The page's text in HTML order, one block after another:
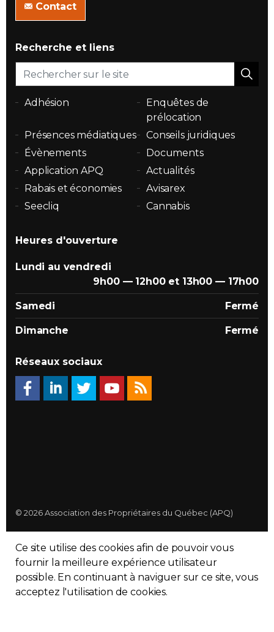
Contact
Recherche et liens
Adhésion
Enquêtes de
prélocation
Présences médiatiques
Conseils juridiques
Évènements
Documents
Application APQ
Actualités
Rabais et économies
Avisarex
Seecliq
Cannabis
Heures d'ouverture
Lundi au vendredi
9h00 — 12h00 et 13h00 — 17h00
Samedi Fermé
Dimanche Fermé
Réseaux sociaux
© 2026 Association des Propriétaires du Québec (APQ)
Plan du site
Made with
Ce site utilise des cookies afin de pouvoir vous
fournir la meilleure expérience utilisateur
possible. En continuant à naviguer sur ce site, vous
acceptez l'utilisation de cookies.